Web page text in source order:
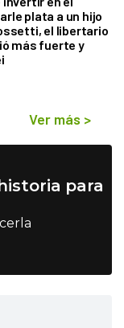
plata a un hijo
el libertario
más fuerte y
Ver más >
para